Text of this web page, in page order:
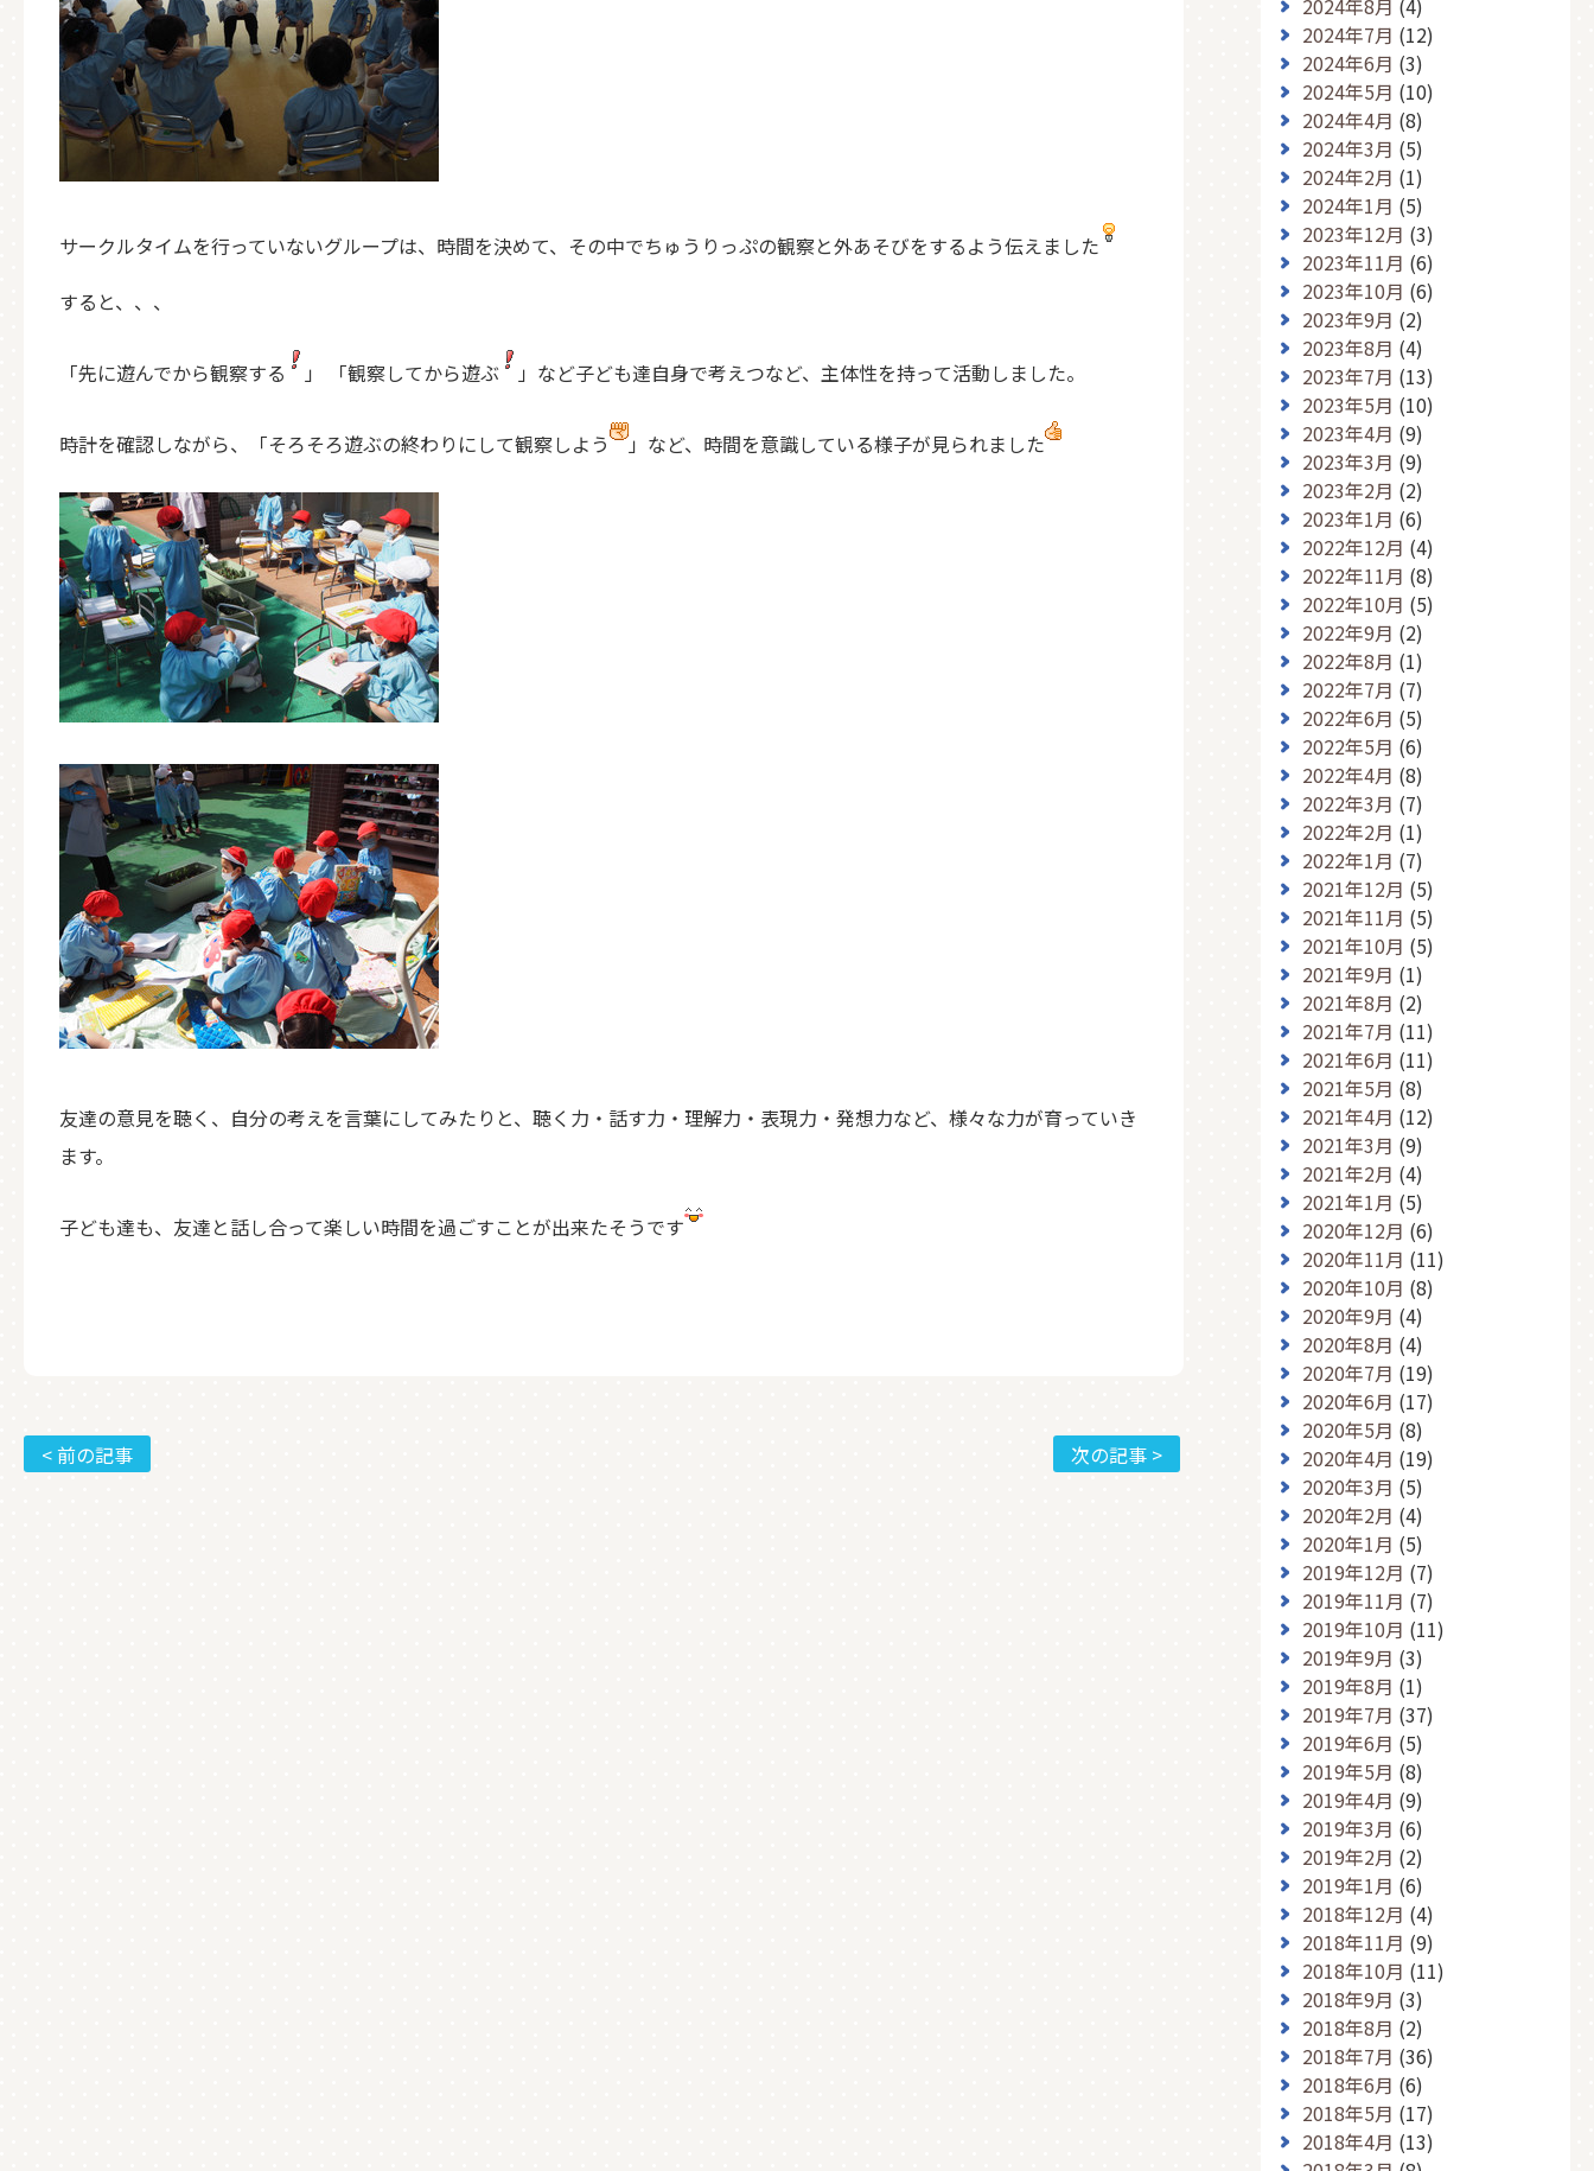
サークルタイムを行っていないグループは、時間を決めて、その中でちゅうりっぷの観察と外あそびをするよう伝えました
すると、、、
「先に遊んでから観察する 」 「観察してから遊ぶ 」など子ども達自身で考えつなど、主体性を持って活動しました。
時計を確認しながら、「そろそろ遊ぶの終わりにして観察しよう 」など、時間を意識している様子が見られました
友達の意見を聴く、自分の考えを言葉にしてみたりと、聴く力・話す力・理解力・表現力・発想力など、様々な力が育っていき
ます。
子ども達も、友達と話し合って楽しい時間を過ごすことが出来たそうです
< 前の記事 次の記事 >
2024年8月 (4)
2024年7月 (12)
2024年6月 (3)
2024年5月 (10)
2024年4月 (8)
2024年3月 (5)
2024年2月 (1)
2024年1月 (5)
2023年12月 (3)
2023年11月 (6)
2023年10月 (6)
2023年9月 (2)
2023年8月 (4)
2023年7月 (13)
2023年5月 (10)
2023年4月 (9)
2023年3月 (9)
2023年2月 (2)
2023年1月 (6)
2022年12月 (4)
2022年11月 (8)
2022年10月 (5)
2022年9月 (2)
2022年8月 (1)
2022年7月 (7)
2022年6月 (5)
2022年5月 (6)
2022年4月 (8)
2022年3月 (7)
2022年2月 (1)
2022年1月 (7)
2021年12月 (5)
2021年11月 (5)
2021年10月 (5)
2021年9月 (1)
2021年8月 (2)
2021年7月 (11)
2021年6月 (11)
2021年5月 (8)
2021年4月 (12)
2021年3月 (9)
2021年2月 (4)
2021年1月 (5)
2020年12月 (6)
2020年11月 (11)
2020年10月 (8)
2020年9月 (4)
2020年8月 (4)
2020年7月 (19)
2020年6月 (17)
2020年5月 (8)
2020年4月 (19)
2020年3月 (5)
2020年2月 (4)
2020年1月 (5)
2019年12月 (7)
2019年11月 (7)
2019年10月 (11)
2019年9月 (3)
2019年8月 (1)
2019年7月 (37)
2019年6月 (5)
2019年5月 (8)
2019年4月 (9)
2019年3月 (6)
2019年2月 (2)
2019年1月 (6)
2018年12月 (4)
2018年11月 (9)
2018年10月 (11)
2018年9月 (3)
2018年8月 (2)
2018年7月 (36)
2018年6月 (6)
2018年5月 (17)
2018年4月 (13)